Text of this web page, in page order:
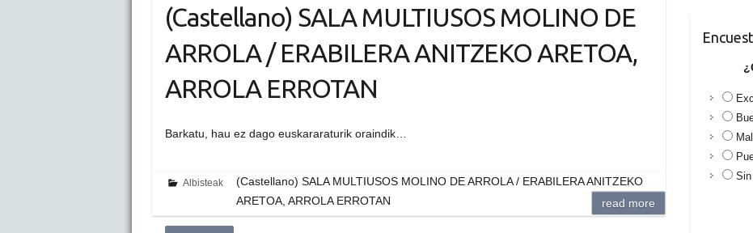
(Castellano) SALA MULTIUSOS MOLINO DE
ARROLA / ERABILERA ANITZEKO ARETOA,
ARROLA ERROTAN
Barkatu, hau ez dago euskararaturik oraindik…
Albisteak
(Castellano) SALA MULTIUSOS MOLINO DE ARROLA / ERABILERA ANITZEKO
ARETOA, ARROLA ERROTAN
read more